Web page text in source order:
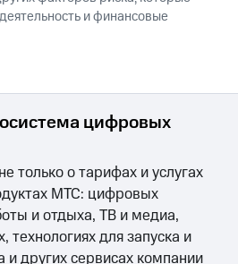
и финансовые
цифровых
только о тарифах и услугах
МТС: цифровых
и отдыха, ТВ и медиа,
технологиях для запуска и
и других сервисах компании